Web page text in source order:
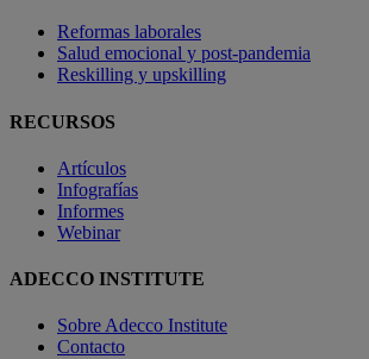
Reformas laborales
Salud emocional y post-pandemia
Reskilling y upskilling
RECURSOS
Artículos
Infografías
Informes
Webinar
ADECCO INSTITUTE
Sobre Adecco Institute
Contacto